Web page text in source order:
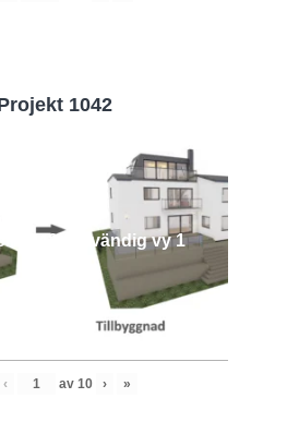
1042
1042 - Utvändig vy 1
‹ av 10 › »